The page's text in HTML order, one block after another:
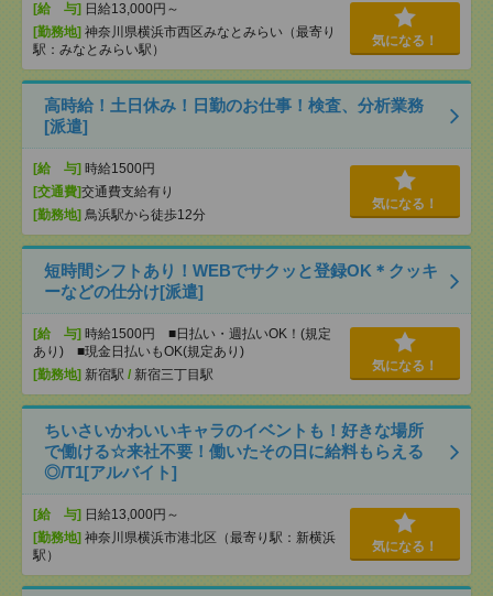
[給 与] 日給13,000円～
[勤務地] 神奈川県横浜市西区みなとみらい（最寄り
駅：みなとみらい駅）
気になる！
高時給！土日休み！日勤のお仕事！検査、分析業務
[派遣]
[給 与] 時給1500円
[交通費]交通費支給有り
[勤務地] 鳥浜駅から徒歩12分
気になる！
短時間シフトあり！WEBでサクッと登録OK＊クッキ
ーなどの仕分け[派遣]
[給 与] 時給1500円 ■日払い・週払いOK！(規定
あり) ■現金日払いもOK(規定あり)
[勤務地] 新宿駅 / 新宿三丁目駅
気になる！
ちいさいかわいいキャラのイベントも！好きな場所
で働ける☆来社不要！働いたその日に給料もらえる
◎/T1[アルバイト]
[給 与] 日給13,000円～
[勤務地] 神奈川県横浜市港北区（最寄り駅：新横浜
駅）
気になる！